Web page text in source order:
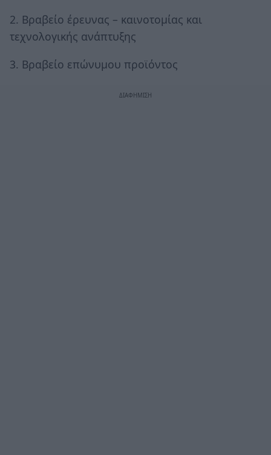
2. Βραβείο έρευνας – καινοτομίας και
τεχνολογικής ανάπτυξης
3. Βραβείο επώνυμου προϊόντος